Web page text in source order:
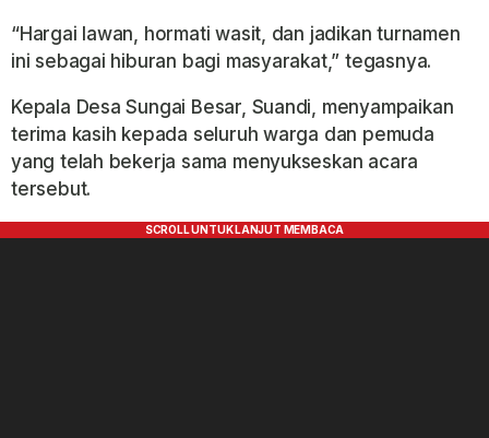
“Hargai lawan, hormati wasit, dan jadikan turnamen
ini sebagai hiburan bagi masyarakat,” tegasnya.
Kepala Desa Sungai Besar, Suandi, menyampaikan
terima kasih kepada seluruh warga dan pemuda
yang telah bekerja sama menyukseskan acara
tersebut.